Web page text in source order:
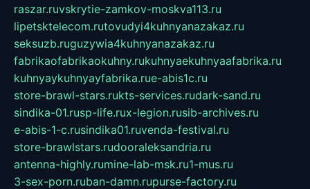
raszar.ruvskrytie-zamkov-moskva113.ru
lipetsktelecom.rutovudyi4kuhnyanazakaz.ru
seksuzb.ruguzywia4kuhnyanazakaz.ru
fabrikaofabrikaokuhny.rukuhnyaekuhnyaafabrika.ru
kuhnyaykuhnyayfabrika.rue-abis1c.ru
store-brawl-stars.rukts-services.rudark-sand.ru
sindika-01.rusp-life.rux-legion.rusib-archives.ru
e-abis-1-c.rusindika01.ruvenda-festival.ru
store-brawlstars.rudooraleksandria.ru
antenna-highly.rumine-lab-msk.ru1-mus.ru
3-sex-porn.ruban-damn.rupurse-factory.ru